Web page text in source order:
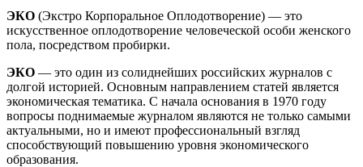
ЭКО (Экстро Корпоральное Оплодотворение) — это
искусственное оплодотворение человеческой особи женского
пола, посредством пробирки.
ЭКО — это один из солиднейших российских журналов с
долгой историей. Основным направлением статей является
экономическая тематика. С начала основания в 1970 году
вопросы поднимаемые журналом являются не только самыми
актуальными, но и имеют профессиональный взгляд
способствующий повышению уровня экономического
образования.